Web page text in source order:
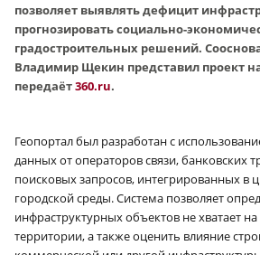
позволяет выявлять дефицит
прогнозировать социально-
градостроительных решений.
Владимир Щекин представил проект
передаёт360.ru.
Геопортал был разработан с
данных от операторов связи, банковских
поисковых запросов, интегрированных в
городской среды. Система позволяет
инфраструктурных объектов не хватает
территории, а также оценить влияние